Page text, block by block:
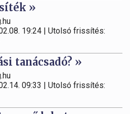
»
19:24 | Utolsó frissítés:
tanácsadó? »
09:33 | Utolsó frissítés: